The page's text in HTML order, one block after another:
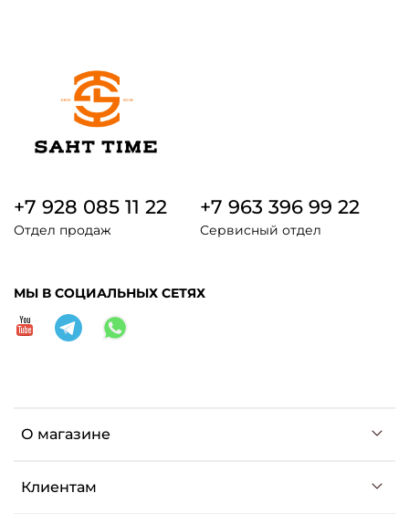
О магазине
Клиентам
+7 928 085 11 22
Отдел продаж
+7 963 396 99 22
Сервисный отдел
МЫ В СОЦИАЛЬНЫХ СЕТЯХ